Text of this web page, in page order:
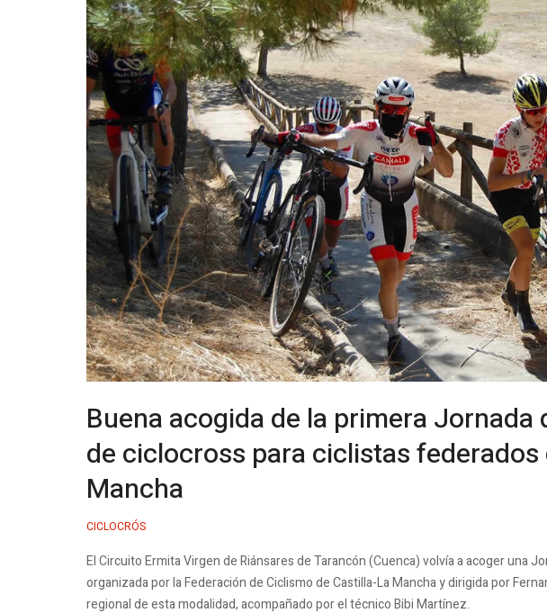
Buena acogida de la primera Jornada
de ciclocross para ciclistas federados
Mancha
CICLOCRÓS
El Circuito Ermita Virgen de Riánsares de Tarancón (Cuenca) volvía a acoger una
organizada por la Federación de Ciclismo de Castilla-La Mancha y dirigida por
regional de esta modalidad, acompañado por el técnico Bibi Martínez.